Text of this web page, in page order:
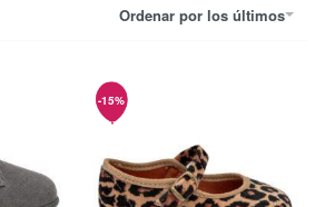
Ordenar por los últimos